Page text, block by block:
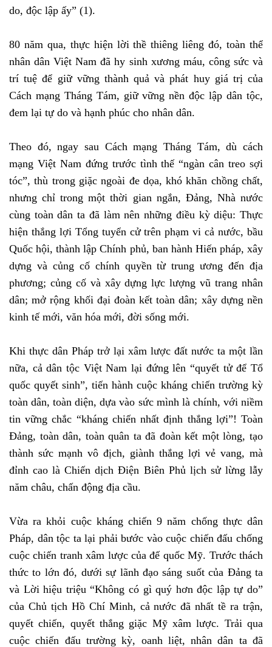
do, độc lập ấy” (1).
80 năm qua, thực hiện lời thề thiêng liêng đó, toàn thể
nhân dân Việt Nam đã hy sinh xương máu, công sức và
trí tuệ để giữ vững thành quả và phát huy giá trị của
Cách mạng Tháng Tám, giữ vững nền độc lập dân tộc,
đem lại tự do và hạnh phúc cho nhân dân.
Theo đó, ngay sau Cách mạng Tháng Tám, dù cách
mạng Việt Nam đứng trước tình thế “ngàn cân treo sợi
tóc”, thù trong giặc ngoài đe dọa, khó khăn chồng chất,
nhưng chỉ trong một thời gian ngắn, Đảng, Nhà nước
cùng toàn dân ta đã làm nên những điều kỳ diệu: Thực
hiện thắng lợi Tổng tuyển cử trên phạm vi cả nước, bầu
Quốc hội, thành lập Chính phủ, ban hành Hiến pháp, xây
dựng và củng cố chính quyền từ trung ương đến địa
phương; củng cố và xây dựng lực lượng vũ trang nhân
dân; mở rộng khối đại đoàn kết toàn dân; xây dựng nền
kinh tế mới, văn hóa mới, đời sống mới.
Khi thực dân Pháp trở lại xâm lược đất nước ta một lần
nữa, cả dân tộc Việt Nam lại đứng lên “quyết tử để Tổ
quốc quyết sinh”, tiến hành cuộc kháng chiến trường kỳ
toàn dân, toàn diện, dựa vào sức mình là chính, với niềm
tin vững chắc “kháng chiến nhất định thắng lợi”! Toàn
Đảng, toàn dân, toàn quân ta đã đoàn kết một lòng, tạo
thành sức mạnh vô địch, giành thắng lợi vẻ vang, mà
đỉnh cao là Chiến dịch Điện Biên Phủ lịch sử lừng lẫy
năm châu, chấn động địa cầu.
Vừa ra khỏi cuộc kháng chiến 9 năm chống thực dân
Pháp, dân tộc ta lại phải bước vào cuộc chiến đấu chống
cuộc chiến tranh xâm lược của đế quốc Mỹ. Trước thách
thức to lớn đó, dưới sự lãnh đạo sáng suốt của Đảng ta
và Lời hiệu triệu “Không có gì quý hơn độc lập tự do”
của Chủ tịch Hồ Chí Minh, cả nước đã nhất tề ra trận,
quyết chiến, quyết thắng giặc Mỹ xâm lược. Trải qua
cuộc chiến đấu trường kỳ, oanh liệt, nhân dân ta đã